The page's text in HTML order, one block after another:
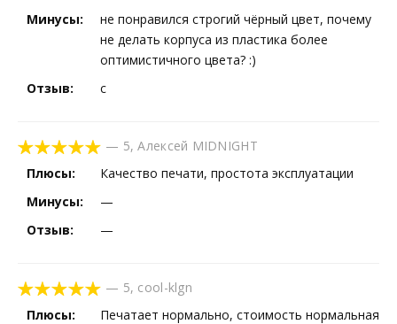
Минусы:
не понравился строгий чёрный цвет, почему
не делать корпуса из пластика более
оптимистичного цвета? :)
Отзыв:
с
— 5,Алексей MIDNIGHT
Плюсы:
Качество печати, простота эксплуатации
Минусы:
—
Отзыв:
—
— 5, cool-klgn
Плюсы:
Печатает нормально, стоимость нормальная